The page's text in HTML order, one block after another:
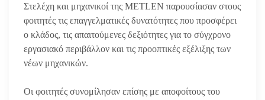
Στελέχη και μηχανικοί της METLEN παρουσίασαν στους
φοιτητές τις επαγγελματικές δυνατότητες που προσφέρει
ο κλάδος, τις απαιτούμενες δεξιότητες για το σύγχρονο
εργασιακό περιβάλλον και τις προοπτικές εξέλιξης των
νέων μηχανικών.
Οι φοιτητές συνομίλησαν επίσης με αποφοίτους του